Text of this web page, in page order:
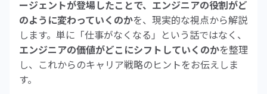
ージェントが登場したことで、エンジニアの役割がど
のように変わっていくのかを、現実的な視点から解説
します。単に「仕事がなくなる」という話ではなく、
エンジニアの価値がどこにシフトしていくのかを整理
し、これからのキャリア戦略のヒントをお伝えしま
す。